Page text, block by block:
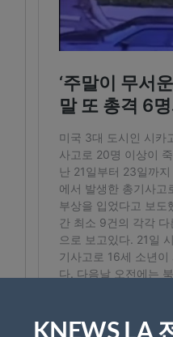
KNEWS LA